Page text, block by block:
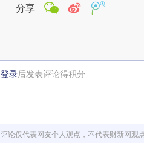
分享
登录后发表评论得积分
评论仅代表网友个人观点，不代表财新网观